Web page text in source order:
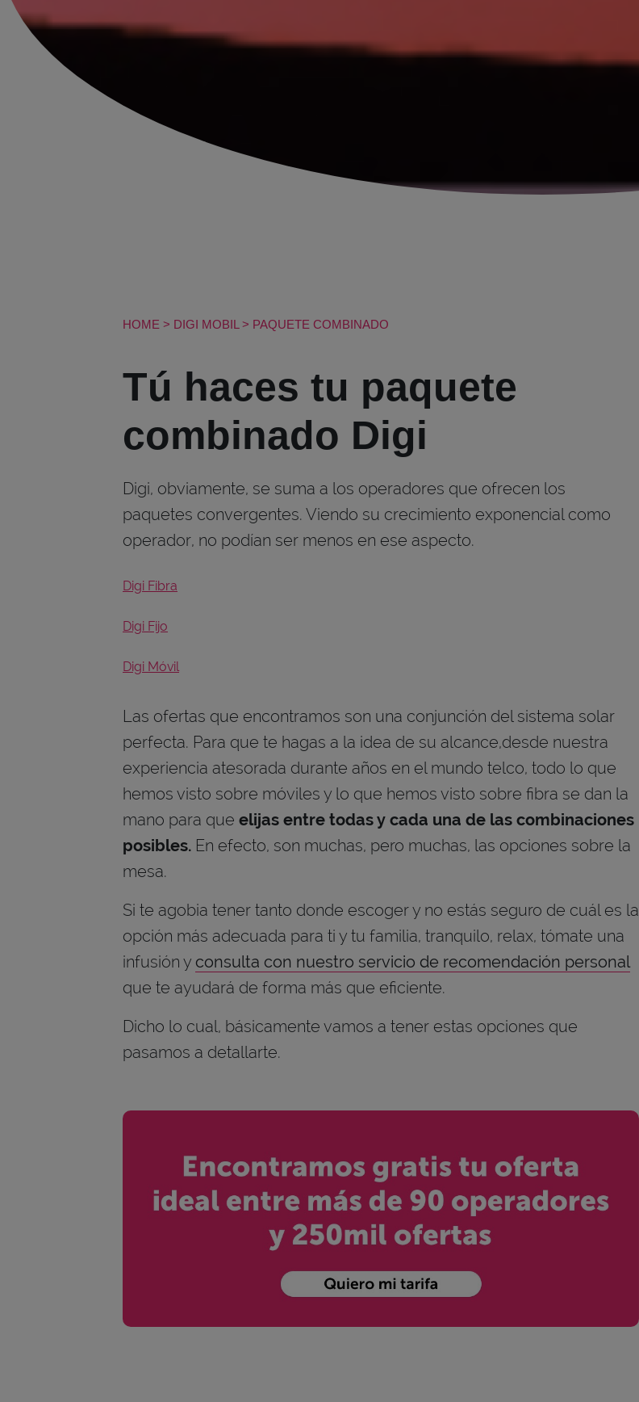
HOME > DIGI MOBIL > PAQUETE COMBINADO
Tú haces tu paquete
combinado Digi
Digi, obviamente, se suma a los operadores que ofrecen los
paquetes convergentes. Viendo su crecimiento exponencial como
operador, no podían ser menos en ese aspecto.
Digi Fibra
Digi Fijo
Digi Móvil
Las ofertas que encontramos son una conjunción del sistema solar
perfecta. Para que te hagas a la idea de su alcance,desde nuestra
experiencia atesorada durante años en el mundo telco, todo lo que
hemos visto sobre móviles y lo que hemos visto sobre fibra se dan la
mano para que elijas entre todas y cada una de las combinaciones
posibles. En efecto, son muchas, pero muchas, las opciones sobre la
mesa.
Si te agobia tener tanto donde escoger y no estás seguro de cuál es la
opción más adecuada para ti y tu familia, tranquilo, relax, tómate una
infusión y consulta con nuestro servicio de recomendación personal
que te ayudará de forma más que eficiente.
Dicho lo cual, básicamente vamos a tener estas opciones que
pasamos a detallarte.